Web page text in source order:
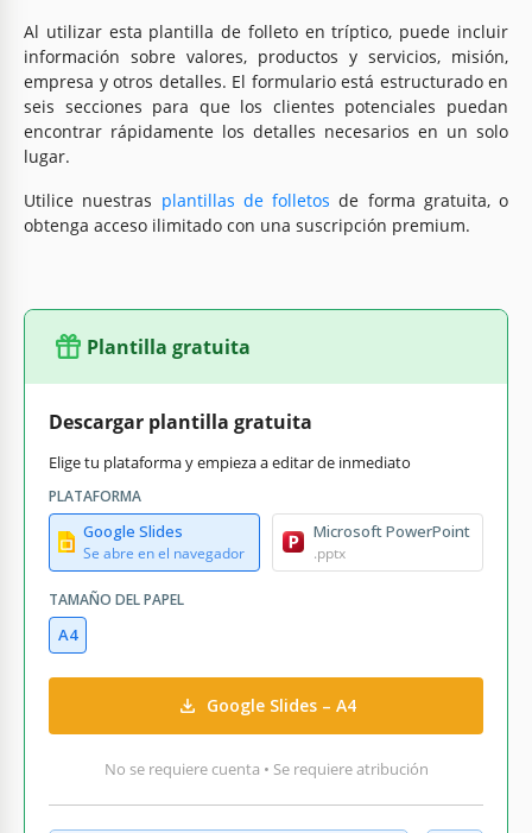
Al utilizar esta plantilla de folleto en tríptico, puede incluir
información sobre valores, productos y servicios, misión,
empresa y otros detalles. El formulario está estructurado en
seis secciones para que los clientes potenciales puedan
encontrar rápidamente los detalles necesarios en un solo
lugar.
Utilice nuestras plantillas de folletos de forma gratuita, o
obtenga acceso ilimitado con una suscripción premium.
Plantilla gratuita
Descargar plantilla gratuita
Elige tu plataforma y empieza a editar de inmediato
PLATAFORMA
Google Slides
Se abre en el navegador
Microsoft PowerPoint
.pptx
TAMAÑO DEL PAPEL
A4
Google Slides – A4
No se requiere cuenta • Se requiere atribución